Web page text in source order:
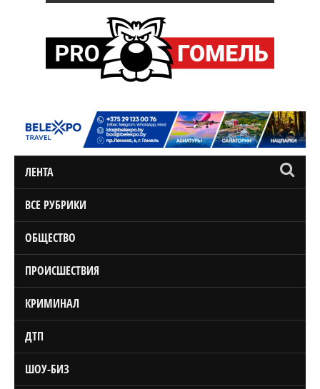
ЛЕНТА
ВСЕ РУБРИКИ
ОБЩЕСТВО
ПРОИСШЕСТВИЯ
КРИМИНАЛ
ДТП
ШОУ-БИЗ